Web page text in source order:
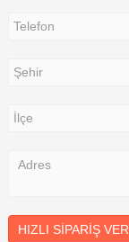
HIZLI SIPARIŞ VER